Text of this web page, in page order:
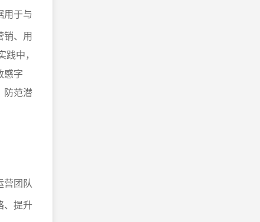
用于与
销、用
中，
感字
防范潜
营团队
、提升